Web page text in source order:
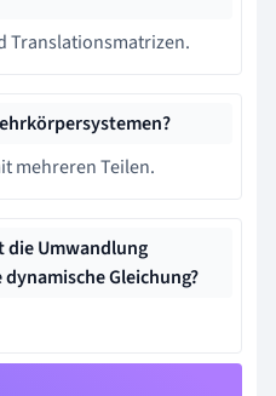
Translationsmatrizen.
mehreren Teilen.
die Umwandlung
Gleichung?